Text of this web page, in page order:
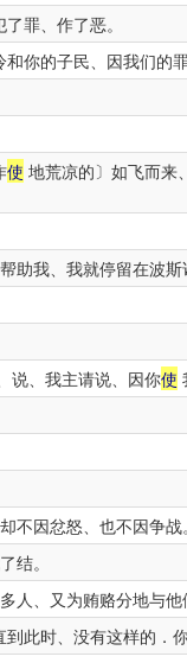
罪、作了恶。
你的子民、因我们的
使 地荒凉的〕如飞而来
助我、我就停留在波斯
说、我主请说、因你使
不因忿怒、也不因争战。
结。
人、又为贿赂分地与他
此时、没有这样的．